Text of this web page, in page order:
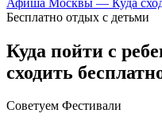
Бесплатно отдых с детьми
Куда пойти с
сходить
Советуем Фестивали